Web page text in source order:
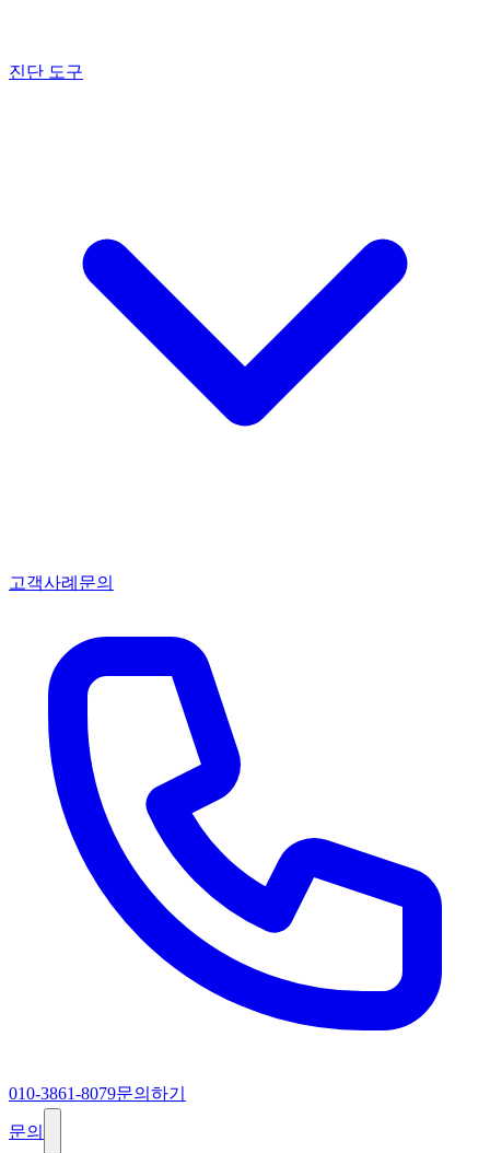
진단 도구
고객사례 문의
010-3861-8079문의하기
문의